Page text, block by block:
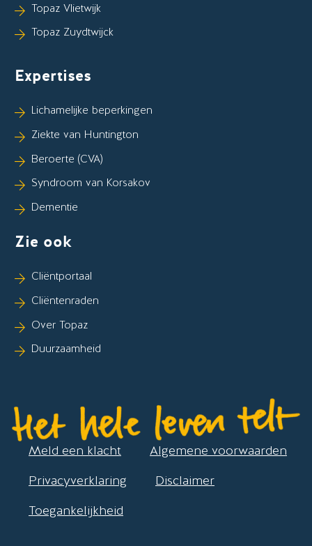
Topaz Vlietwijk
Topaz Zuydtwijck
Expertises
Lichamelijke beperkingen
Ziekte van Huntington
Beroerte (CVA)
Syndroom van Korsakov
Dementie
Zie ook
Cliëntportaal
Cliëntenraden
Over Topaz
Duurzaamheid
Meld een klacht
Algemene voorwaarden
Privacyverklaring
Disclaimer
Toegankelijkheid